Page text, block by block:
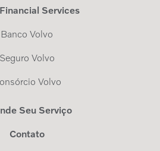
Services
Banco Volvo
Seguro Volvo
Volvo
Seu Serviço
Contato